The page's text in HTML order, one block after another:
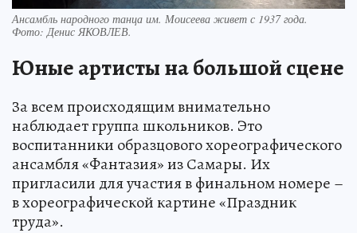
Ансамбль народного танца им. Моисеева живет с 1937 года.
Фото:Денис ЯКОВЛЕВ.
Юные артисты на большой сцене
За всем происходящим внимательно
наблюдает группа школьников. Это
воспитанники образцового хореографического
ансамбля «Фантазия» из Самары. Их
пригласили для участия в финальном номере –
в хореографической картине «Праздник
труда».